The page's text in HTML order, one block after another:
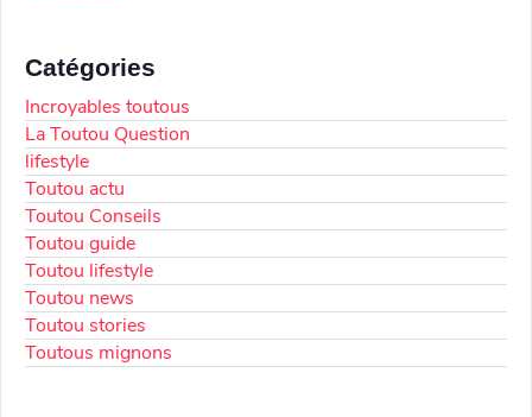
Catégories
Incroyables toutous
La Toutou Question
lifestyle
Toutou actu
Toutou Conseils
Toutou guide
Toutou lifestyle
Toutou news
Toutou stories
Toutous mignons